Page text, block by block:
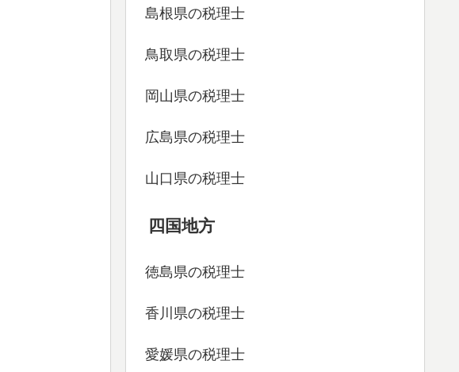
島根県の税理士
鳥取県の税理士
岡山県の税理士
広島県の税理士
山口県の税理士
四国地方
徳島県の税理士
香川県の税理士
愛媛県の税理士